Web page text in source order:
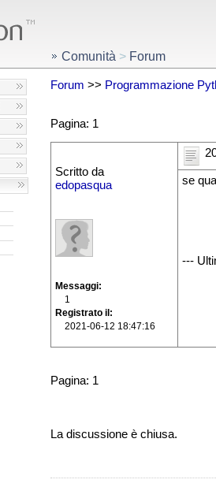
Comunità > Forum
Forum >> Programmazione
Pagina: 1
Scritto da
edopasqua
Messaggi
1
Registrato il
2021-06-12 18:47:16
se
---
Pagina: 1
La discussione è chiusa.